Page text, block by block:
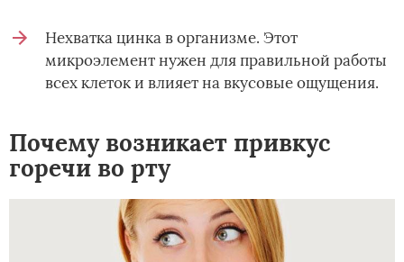
Нехватка цинка в организме. Этот
микроэлемент нужен для правильной работы
всех клеток и влияет на вкусовые ощущения.
Почему возникает привкус
горечи во рту